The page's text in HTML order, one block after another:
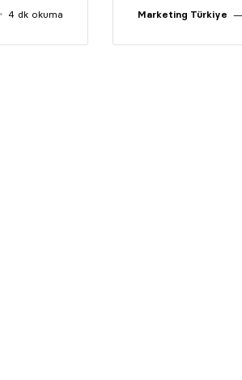
4 dk okuma Marketing Türkiye